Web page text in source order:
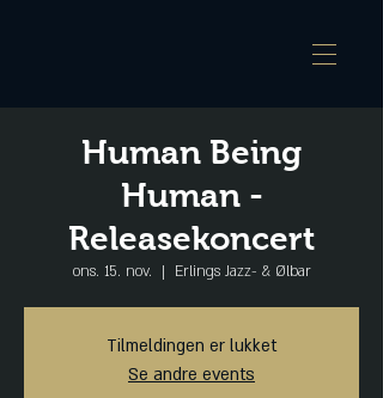
Human Being
Human -
Releasekoncert
ons. 15. nov.
  |
Erlings Jazz- & Ølbar
Tilmeldingen er lukket
Se andre events